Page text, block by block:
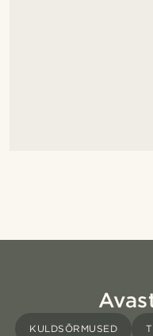
KULDSÕRMUSED